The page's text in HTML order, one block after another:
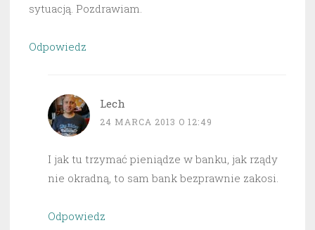
sytuacją. Pozdrawiam.
Odpowiedz
Lech
24 MARCA 2013 O 12:49
I jak tu trzymać pieniądze w banku, jak rządy
nie okradną, to sam bank bezprawnie zakosi.
Odpowiedz